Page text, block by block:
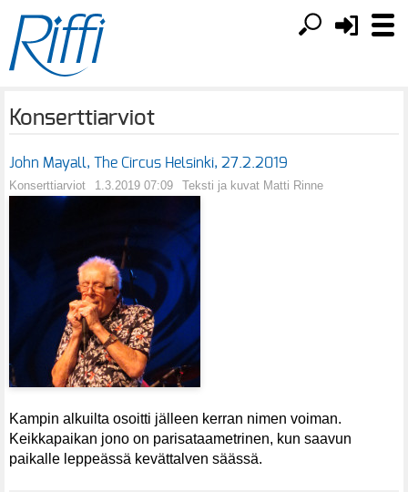
Konserttiarviot
John Mayall, The Circus Helsinki, 27.2.2019
Konserttiarviot 1.3.2019 07:09 Teksti ja kuvat Matti Rinne
Kampin alkuilta osoitti jälleen kerran nimen voiman.
Keikkapaikan jono on parisataametrinen, kun saavun
paikalle leppeässä kevättalven säässä.